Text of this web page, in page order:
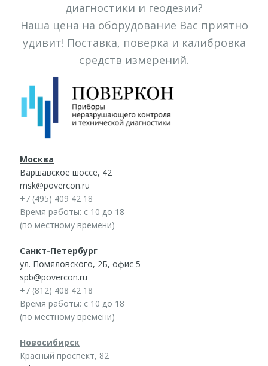
диагностики и геодезии?
Наша цена на оборудование Вас приятно
удивит! Поставка, поверка и калибровка
средств измерений.
Москва
Варшавское шоссе, 42
msk@povercon.ru
+7 (495) 409 42 18
Время работы: с 10 до 18
(по местному времени)
Санкт-Петербург
ул. Помяловского, 2Б, офис 5
spb@povercon.ru
+7 (812) 408 42 18
Время работы: с 10 до 18
(по местному времени)
Новосибирск
Красный проспект, 82